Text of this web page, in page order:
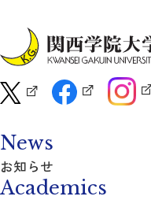
News
お知らせ
Academics